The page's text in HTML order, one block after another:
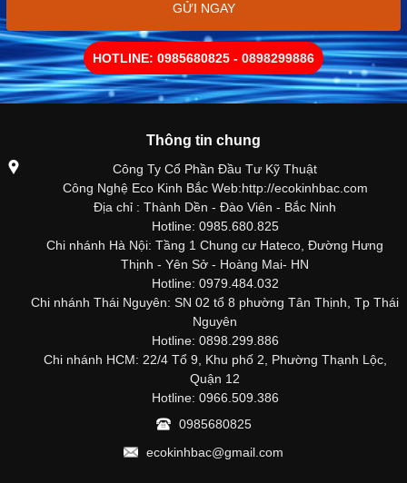
GỬI NGAY
HOTLINE: 0985680825 - 0898299886
Thông tin chung
Công Ty Cổ Phần Đầu Tư Kỹ Thuật
Công Nghệ Eco Kinh Bắc Web:http://ecokinhbac.com
Địa chỉ : Thành Dền - Đào Viên - Bắc Ninh
Hotline: 0985.680.825
Chi nhánh Hà Nội: Tầng 1 Chung cư Hateco, Đường Hưng
Thịnh - Yên Sở - Hoàng Mai- HN
Hotline: 0979.484.032
Chi nhánh Thái Nguyên: SN 02 tổ 8 phường Tân Thịnh, Tp Thái
Nguyên
Hotline: 0898.299.886
Chi nhánh HCM: 22/4 Tổ 9, Khu phố 2, Phường Thạnh Lộc,
Quận 12
Hotline: 0966.509.386
0985680825
ecokinhbac@gmail.com